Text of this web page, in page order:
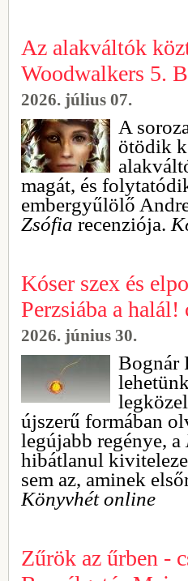
Az alakváltók
Woodwalkers 5.
2026. július 07.
A
ötödik
magát, és
embergyűlölő
Zsófia recenziója.
Kóser szex és
Perzsiába a
2026. június 30.
Bognár
újszerű formában
legújabb regénye, a
hibátlanul
sem az, aminek
Könyvhét online
Zűrök az űrben -